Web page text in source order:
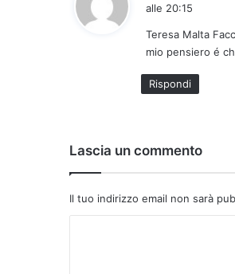
alle 20:15
Teresa Malta
mio pensiero é
Rispondi
Lascia un commento
Il tuo indirizzo email non sarà